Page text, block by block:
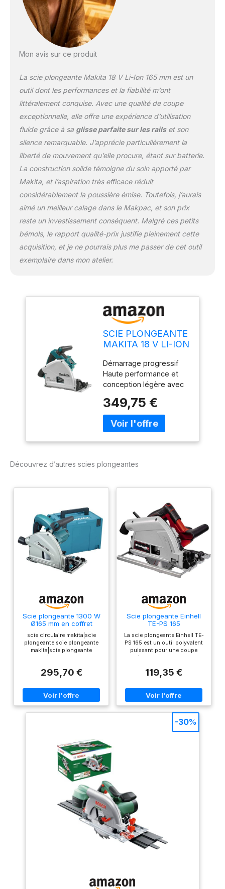
Mon avis sur ce produit
La scie plongeante Makita 18 V Li-Ion 165 mm est un
outil dont les performances et la fiabilité m’ont
littéralement conquise. Avec une qualité de coupe
exceptionnelle, elle offre une expérience d’utilisation
fluide grâce à sa glisse parfaite sur les railset son
silence remarquable. J’apprécie particulièrement la
liberté de mouvement qu’elle procure, étant sur batterie.
La construction solide témoigne du soin apporté par
Makita, et l’aspiration très efficace réduit
considérablement la poussière émise. Toutefois, j’aurais
aimé un meilleur calage dans le Makpac, et son prix
reste un investissement conséquent. Malgré ces petits
bémols, le rapport qualité-prix justifie pleinement cette
acquisition, et je ne pourrais plus me passer de cet outil
exemplaire dans mon atelier.
SCIE PLONGEANTE
MAKITA 18 V LI-ION
SEUL) -DSP600ZJ
Démarrage progressif
Haute performance et
conception légère avec
magnésium moulé sous
pression Réglage rapide
de l'angle pour -1, 22, 5
349,75 €
Découvrez d’autres scies plongeantes
Scie plongeante 1300 W
Ø165 mm en coffret
MAKPAC - MAKITA
SP6000J
scie circulaire makita|scie
plongeante|scie plongeante
makita|scie plongeante
plongeante en coffret
295,70 €
Scie plongeante Einhell
TE-PS 165
La scie plongeante Einhell TE-
PS 165 est un outil polyvalent
puissant pour une coupe
bois, les panneaux et les
puissance allant jusqu'à 1 200
W, la lame en carbure de haute
qualité coupe les matériaux
coupe allant jusqu'à 66 mm (à
90 ° sans rail) Pour des
coupes en angle allant jusqu'à
d'inclinaison sont faciles à
régler sans aucun outil
supplémentaire Le verrouillage
de la lame facilite le
changement de la lame de scie
La longueur du câble est
suffisamment longue pour
résultats en ligne droite, vous
119,35 €
-30%